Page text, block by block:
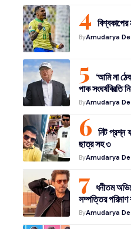
ByAmudarya
‘আমি না
পাক সংঘর্ষবিরতি
ByAmudarya
নিট প্রশ্ন
ছাত্র সহ ৩
ByAmudarya
ধনীতম
সম্পত্তির
ByAmudarya